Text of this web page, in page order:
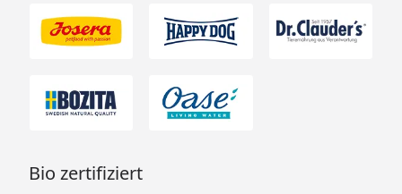
Bio zertifiziert